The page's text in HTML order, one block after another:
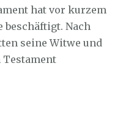
hat vor kurzem
beschäftigt. Nach
seine Witwe und
Testament